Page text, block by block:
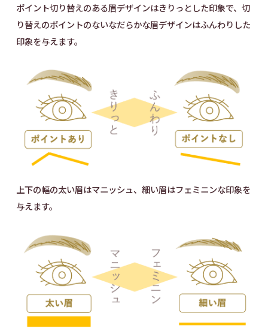
ポイント切り替えのある眉デザインはきりっとした印象で、切
り替えのポイントのないなだらかな眉デザインはふんわりした
印象を与えます。
上下の幅の太い眉はマニッシュ、細い眉はフェミニンな印象を
与えます。